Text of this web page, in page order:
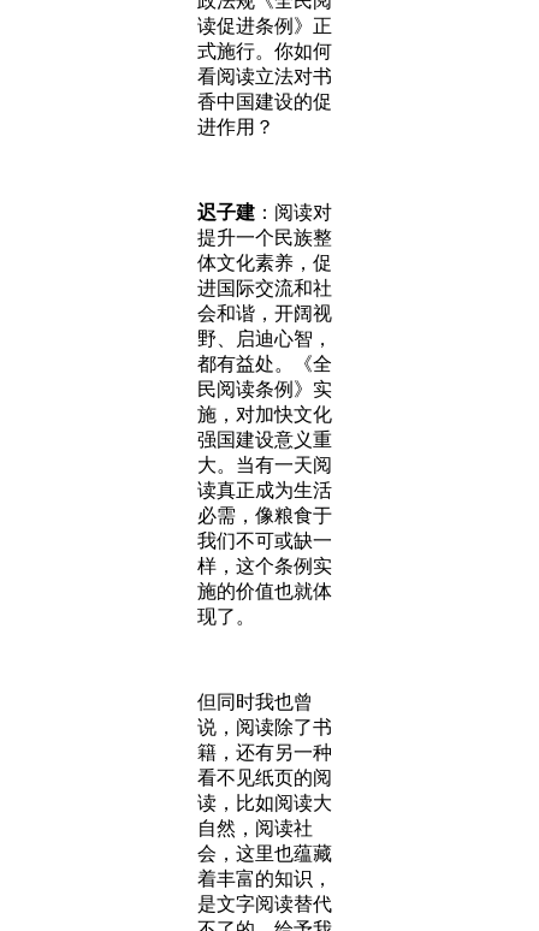
读促进条例》正
式施行。你如何
看阅读立法对书
香中国建设的促
进作用？
迟子建 ：阅读对
提升一个民族整
体文化素养，促
进国际交流和社
会和谐，开阔视
野、启迪心智，
都有益处。《全
民阅读条例》实
施，对加快文化
强国建设意义重
大。当有一天阅
读真正成为生活
必需，像粮食于
我们不可或缺一
样，这个条例实
施的价值也就体
现了。
但同时我也曾
说，阅读除了书
籍，还有另一种
看不见纸页的阅
读，比如阅读大
自然，阅读社
会，这里也蕴藏
着丰富的知识，
是文字阅读替代